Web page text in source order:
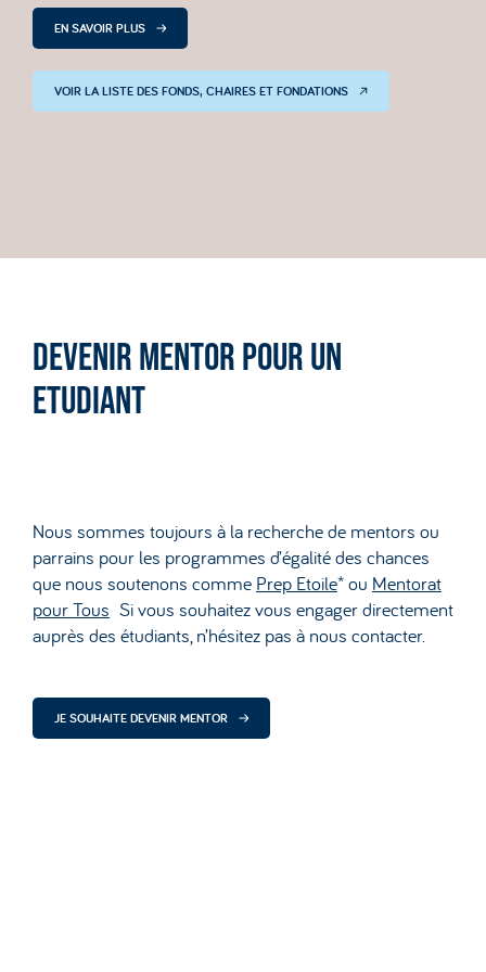
EN SAVOIR PLUS
VOIR LA LISTE DES FONDS, CHAIRES ET FONDATIONS
DEVENIR MENTOR POUR UN
ETUDIANT
Nous sommes toujours à la recherche de mentors ou
parrains pour les programmes d’égalité des chances
que nous soutenons comme Prep Etoile* ou Mentorat
pour Tous Si vous souhaitez vous engager directement
auprès des étudiants, n’hésitez pas à nous contacter.
JE SOUHAITE DEVENIR MENTOR